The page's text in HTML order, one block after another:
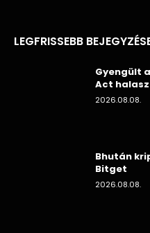
LEGFRISSEBB
Gyengült
Act
2026.08.08.
Bhután
Bitget
2026.08.08.